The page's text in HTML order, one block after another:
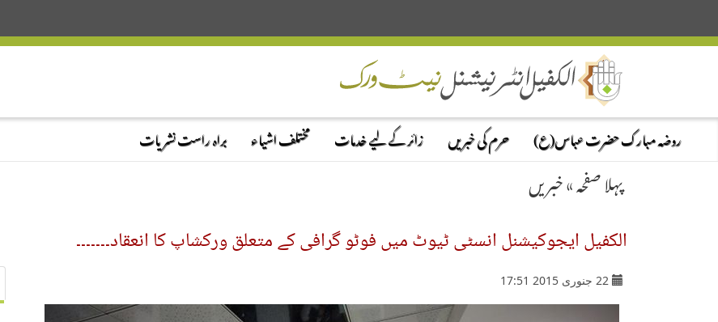
روضہ مبارک حضرت عباس(ع) حرم کی خبریں زائر کے لیے خدمات مختلف اشیاء براہ راست نشریات
پہلا صفحہ»خبریں
الکفیل ایجوکیشنل انسٹی ٹیوٹ میں فوٹو گرافی کے متعلق ورکشاپ کا انعقاد۔۔۔۔۔۔۔
22 جنوری 2015 17:51